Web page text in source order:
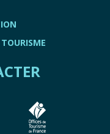
TOURISME